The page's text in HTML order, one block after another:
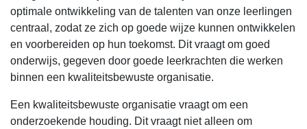
optimale ontwikkeling van de talenten van onze leerlingen
centraal, zodat ze zich op goede wijze kunnen ontwikkelen
en voorbereiden op hun toekomst. Dit vraagt om goed
onderwijs, gegeven door goede leerkrachten die werken
binnen een kwaliteitsbewuste organisatie.
Een kwaliteitsbewuste organisatie vraagt om een
onderzoekende houding. Dit vraagt niet alleen om